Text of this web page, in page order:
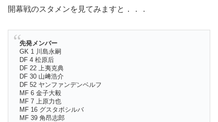
開幕戦のスタメンを見てみますと．．．
先発メンバー
GK 1 川島永嗣
DF 4 松原后
DF 22 上夷克典
DF 30 山﨑浩介
DF 52 ヤンファンデンベルフ
MF 6 金子大毅
MF 7 上原力也
MF 16 グスタボシルバ
MF 39 角昂志郎